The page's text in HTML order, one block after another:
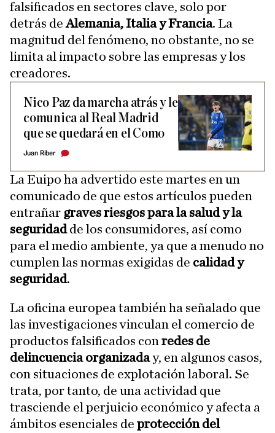
falsificados en sectores clave, solo por
detrás deAlemania, Italia y Francia. La
magnitud del fenómeno, no obstante, no se
limita al impacto sobre las empresas y los
creadores.
Nico Paz da marcha atrás y le
comunica al Real Madrid
que se quedará en el Como
Juan Riber
La Euipo ha advertido este martes en un
comunicado de que estos artículos pueden
entrañar graves riesgos para la salud y la
seguridadde los consumidores, así como
para el medio ambiente, ya que a menudo no
cumplen las normas exigidas de calidad y
seguridad.
La oficina europea también ha señalado que
las investigaciones vinculan el comercio de
productos falsificados con redes de
delincuencia organizaday, en algunos casos,
con situaciones de explotación laboral. Se
trata, por tanto, de una actividad que
trasciende el perjuicio económico y afecta a
ámbitos esenciales de protección del